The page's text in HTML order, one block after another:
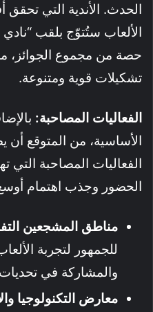
الحدث. الأندية التي
الألعاب ستُتوّج بلقب
حصة من مجموع الجوائز،
تشكيلات قوية ومتنوعة.
الفعاليات المصاحبة:
الفعاليات المصاحبة التي
الحضور وجذب اهتمام
مناطق المشجعين
للجمهور لتجربة
والمشاركة في
معارض التكنولوجيا